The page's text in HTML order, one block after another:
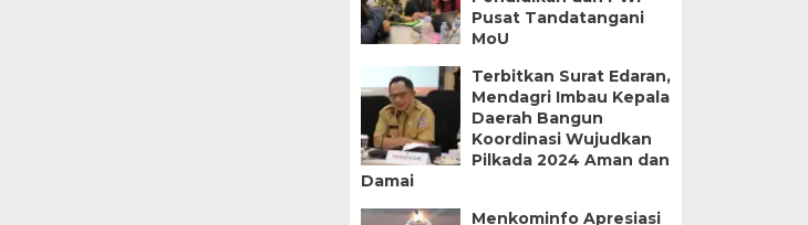
Pusat Tandatangani
MoU
Terbitkan Surat Edaran,
Mendagri Imbau Kepala
Daerah Bangun
Koordinasi Wujudkan
Pilkada 2024 Aman dan
Damai
Menkominfo Apresiasi